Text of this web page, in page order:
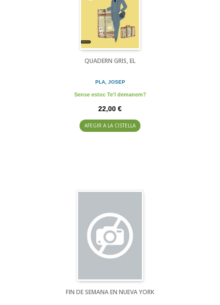
QUADERN GRIS, EL
PLA, JOSEP
Sense estoc Te'l demanem?
22,00 €
AFEGIR A LA CISTELLA
FIN DE SEMANA EN NUEVA YORK